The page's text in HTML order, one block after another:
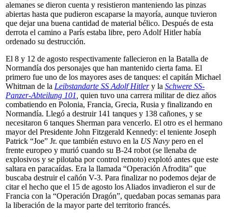
alemanes se dieron cuenta y resistieron manteniendo las pinzas
abiertas hasta que pudieron escaparse la mayoría, aunque tuvieron
que dejar una buena cantidad de material bélico. Después de esta
derrota el camino a París estaba libre, pero Adolf Hitler había
ordenado su destrucción.
El 8 y 12 de agosto respectivamente fallecieron en la Batalla de
Normandía dos personajes que han mantenido cierta fama. El
primero fue uno de los mayores ases de tanques: el capitán Michael
Whitman de la Leibstandarte SS Adolf Hitler y la Schwere SS-
Panzer-Abteilung 101 quien tuvo una carrera militar de diez años
combatiendo en Polonia, Francia, Grecia, Rusia y finalizando en
Normandía. Llegó a destruir 141 tanques y 138 cañones, y se
necesitaron 6 tanques Sherman para vencerlo. El otro es el hermano
mayor del Presidente John Fitzgerald Kennedy: el teniente Joseph
Patrick “Joe” Jr. que también estuvo en la US Navy pero en el
frente europeo y murió cuando su B-24 robot (se llenaba de
explosivos y se pilotaba por control remoto) explotó antes que este
saltara en paracaídas. Era la llamada “Operación Afrodita” que
buscaba destruir el cañón V-3. Para finalizar no podemos dejar de
citar el hecho que el 15 de agosto los Aliados invadieron el sur de
Francia con la “Operación Dragón”, quedaban pocas semanas para
la liberación de la mayor parte del territorio francés.